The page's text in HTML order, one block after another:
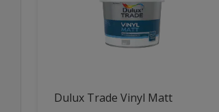
Dulux Trade Vinyl Matt